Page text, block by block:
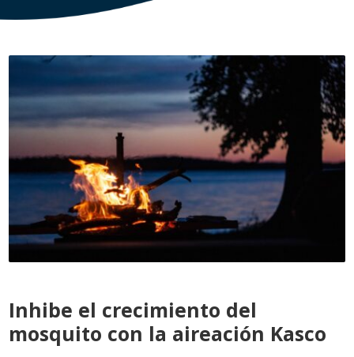
Inhibe el crecimiento del
mosquito con la aireación Kasco